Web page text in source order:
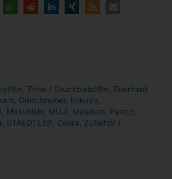
, Tinte / Druckbleistifte, Eberhard
, Gelschreiber, Kokuyo,
, Mitsubishi, MUJI, Museum, Penco,
, STAEDTLER, Zebra, Zubehör /